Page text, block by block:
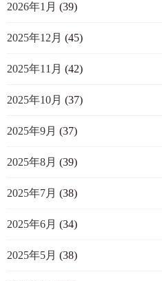
2026年1月 (39)
2025年12月 (45)
2025年11月 (42)
2025年10月 (37)
2025年9月 (37)
2025年8月 (39)
2025年7月 (38)
2025年6月 (34)
2025年5月 (38)